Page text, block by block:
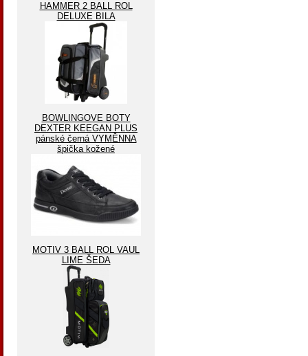
HAMMER 2 BALL ROL
DELUXE BILA
BOWLINGOVE BOTY
DEXTER KEEGAN PLUS
pánské černá VYMĚNNA
špička kožené
MOTIV 3 BALL ROL VAUL
LIME ŠEDA